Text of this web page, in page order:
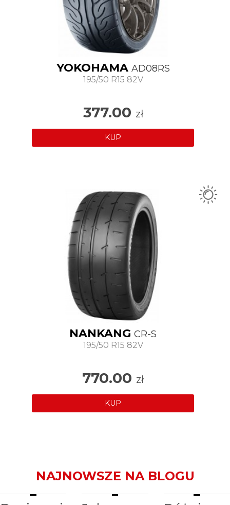
YOKOHAMA AD08RS
195/50 R15 82V
377.00 zł
KUP
NANKANG CR-S
195/50 R15 82V
770.00 zł
KUP
NAJNOWSZE NA BLOGU